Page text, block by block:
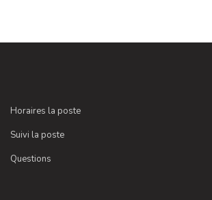
Horaires la poste
Suivi la poste
Questions